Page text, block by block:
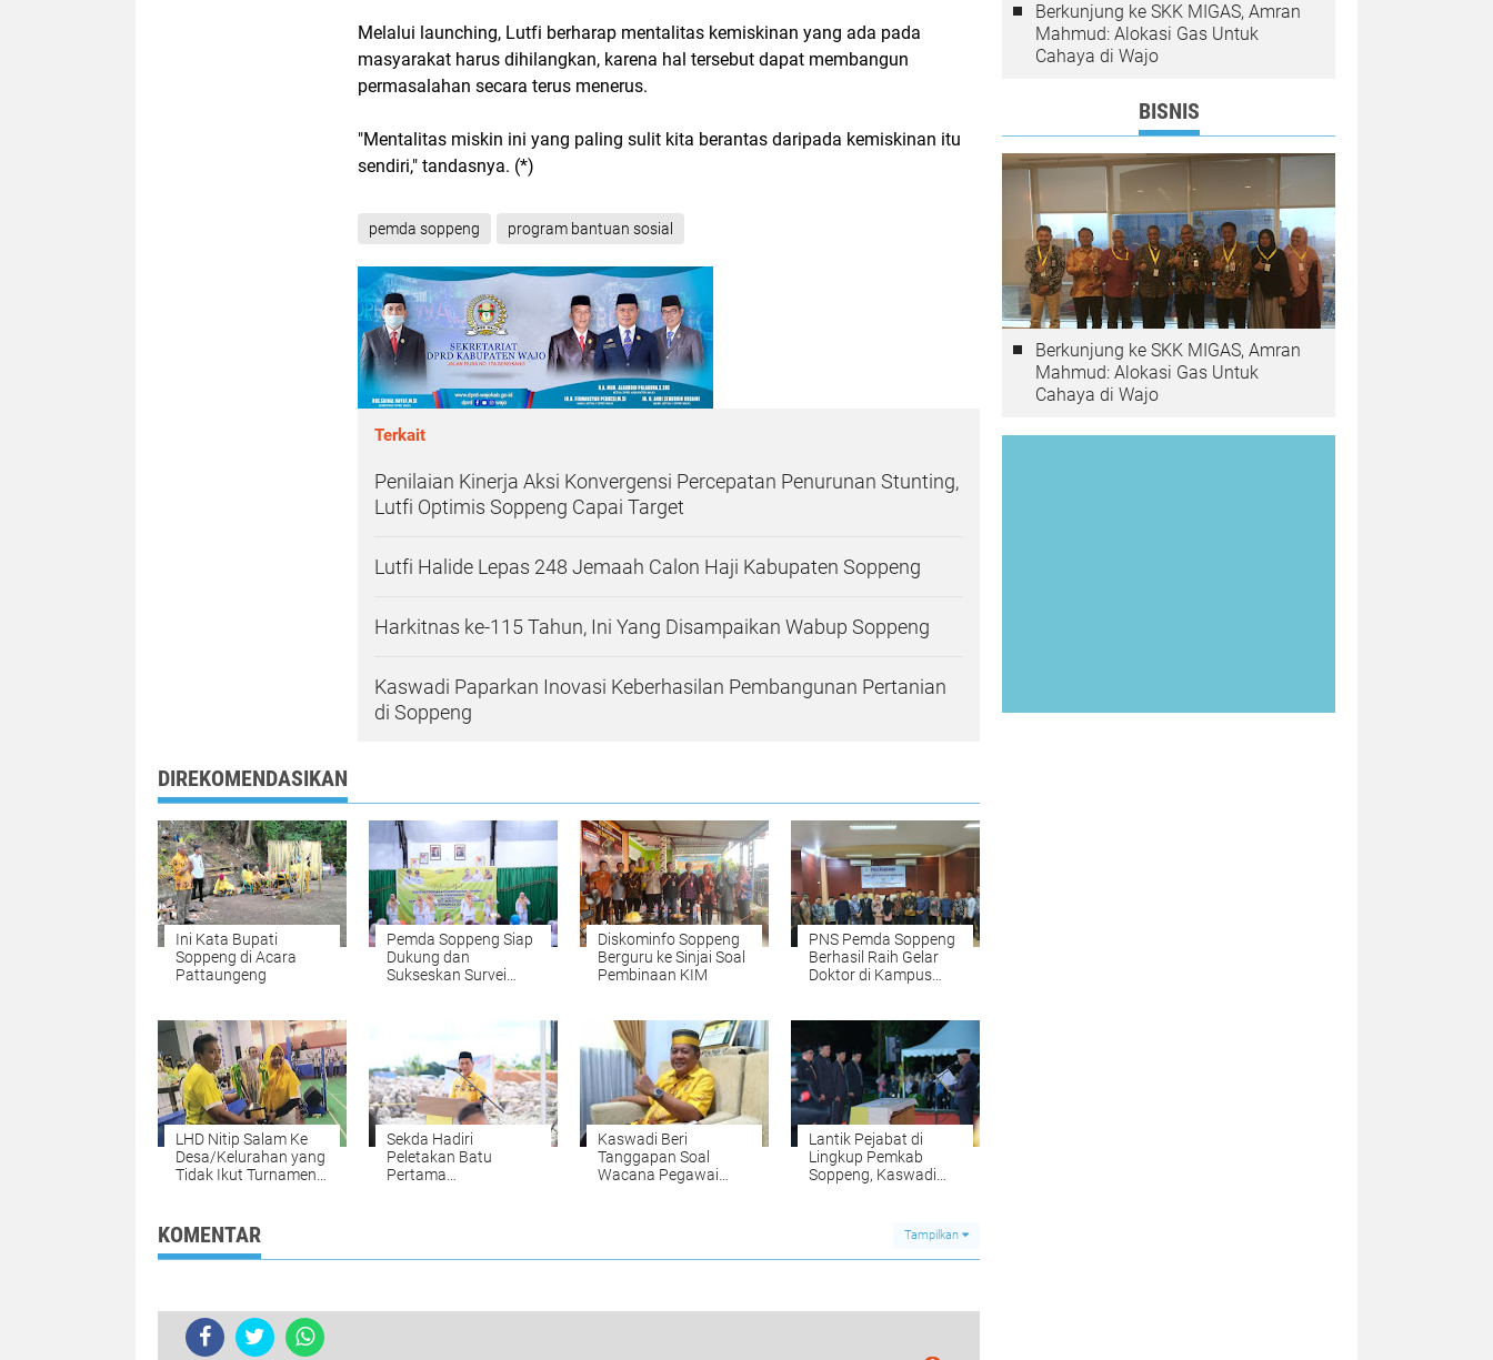
Melalui launching, Lutfi berharap mentalitas kemiskinan yang ada pada
masyarakat harus dihilangkan, karena hal tersebut dapat membangun
permasalahan secara terus menerus.
"Mentalitas miskin ini yang paling sulit kita berantas daripada kemiskinan itu
sendiri," tandasnya. (*)
pemda soppeng program bantuan sosial
Terkait
Penilaian Kinerja Aksi Konvergensi Percepatan Penurunan Stunting,
Lutfi Optimis Soppeng Capai Target
Lutfi Halide Lepas 248 Jemaah Calon Haji Kabupaten Soppeng
Harkitnas ke-115 Tahun, Ini Yang Disampaikan Wabup Soppeng
Kaswadi Paparkan Inovasi Keberhasilan Pembangunan Pertanian
di Soppeng
DIREKOMENDASIKAN
Ini Kata Bupati
Soppeng di Acara
Pattaungeng
Pemda Soppeng Siap
Dukung dan
Sukseskan Survei
Diskominfo Soppeng
Berguru ke Sinjai Soal
Pembinaan KIM
PNS Pemda Soppeng
Berhasil Raih Gelar
Doktor di Kampus
LHD Nitip Salam Ke
Desa/Kelurahan yang
Tidak Ikut Turnamen
Sekda Hadiri
Peletakan Batu
Pertama
Kaswadi Beri
Tanggapan Soal
Wacana Pegawai
Lantik Pejabat di
Lingkup Pemkab
Soppeng, Kaswadi
Bermedia Sosial
KOMENTAR Tampilkan
TERKINI
Berkunjung ke SKK MIGAS, Amran
Mahmud: Alokasi Gas Untuk
Cahaya di Wajo
BISNIS
Berkunjung ke SKK MIGAS, Amran
Mahmud: Alokasi Gas Untuk
Cahaya di Wajo